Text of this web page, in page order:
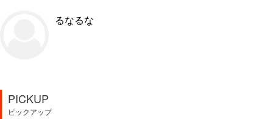
るなるな
PICKUP
ピックアップ